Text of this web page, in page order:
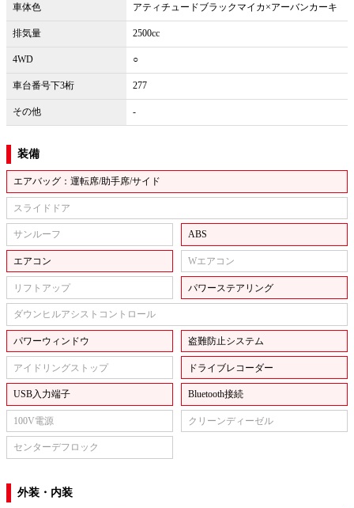
車体色 アティチュードブラックマイカ×アーバンカーキ
排気量 2500cc
4WD ○
車台番号下3桁 277
その他 -
装備
エアバッグ：運転席/助手席/サイド
スライドドア
サンルーフ ABS
エアコン Wエアコン
リフトアップ パワーステアリング
ダウンヒルアシストコントロール
パワーウィンドウ 盗難防止システム
アイドリングストップ ドライブレコーダー
USB入力端子 Bluetooth接続
100V電源 クリーンディーゼル
センターデフロック
外装・内装